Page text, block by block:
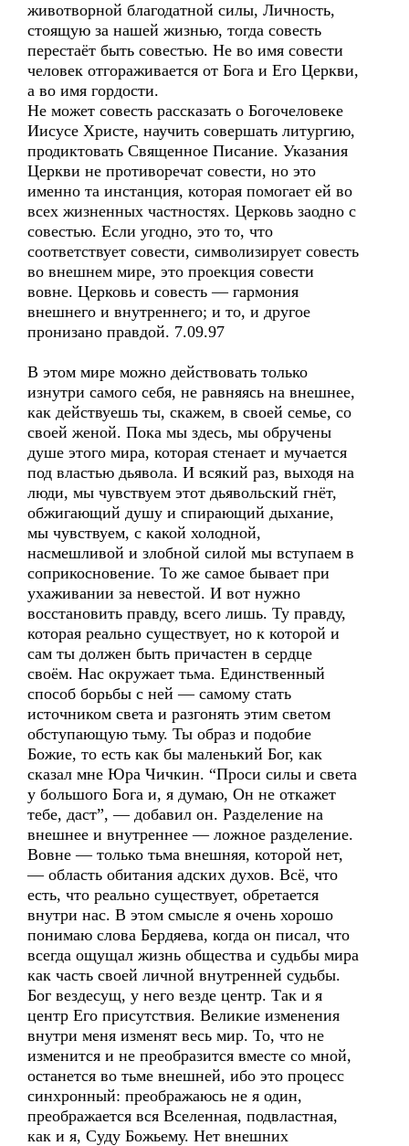
животворной благодатной силы, Личность,
стоящую за нашей жизнью, тогда совесть
перестаёт быть совестью. Не во имя совести
человек отгораживается от Бога и Его Церкви,
а во имя гордости.
Не может совесть рассказать о Богочеловеке
Иисусе Христе, научить совершать литургию,
продиктовать Священное Писание. Указания
Церкви не противоречат совести, но это
именно та инстанция, которая помогает ей во
всех жизненных частностях. Церковь заодно с
совестью. Если угодно, это то, что
соответствует совести, символизирует совесть
во внешнем мире, это проекция совести
вовне. Церковь и совесть — гармония
внешнего и внутреннего; и то, и другое
пронизано правдой. 7.09.97
В этом мире можно действовать только
изнутри самого себя, не равняясь на внешнее,
как действуешь ты, скажем, в своей семье, со
своей женой. Пока мы здесь, мы обручены
душе этого мира, которая стенает и мучается
под властью дьявола. И всякий раз, выходя на
люди, мы чувствуем этот дьявольский гнёт,
обжигающий душу и спирающий дыхание,
мы чувствуем, с какой холодной,
насмешливой и злобной силой мы вступаем в
соприкосновение. То же самое бывает при
ухаживании за невестой. И вот нужно
восстановить правду, всего лишь. Ту правду,
которая реально существует, но к которой и
сам ты должен быть причастен в сердце
своём. Нас окружает тьма. Единственный
способ борьбы с ней — самому стать
источником света и разгонять этим светом
обступающую тьму. Ты образ и подобие
Божие, то есть как бы маленький Бог, как
сказал мне Юра Чичкин. “Проси силы и света
у большого Бога и, я думаю, Он не откажет
тебе, даст”, — добавил он. Разделение на
внешнее и внутреннее — ложное разделение.
Вовне — только тьма внешняя, которой нет,
— область обитания адских духов. Всё, что
есть, что реально существует, обретается
внутри нас. В этом смысле я очень хорошо
понимаю слова Бердяева, когда он писал, что
всегда ощущал жизнь общества и судьбы мира
как часть своей личной внутренней судьбы.
Бог вездесущ, у него везде центр. Так и я
центр Его присутствия. Великие изменения
внутри меня изменят весь мир. То, что не
изменится и не преобразится вместе со мной,
останется во тьме внешней, ибо это процесс
синхронный: преображаюсь не я один,
преображается вся Вселенная, подвластная,
как и я, Суду Божьему. Нет внешних